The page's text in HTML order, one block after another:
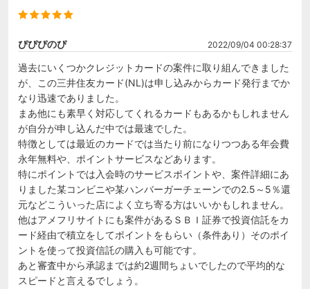
ぴぴぴのぴ 2022/09/04 00:28:37
過去にいくつかクレジットカードの案件に取り組んできました
が、この三井住友カード(NL)は申し込みからカード発行までか
なり迅速でありました。
まあ他にも素早く対応してくれるカードもあるかもしれません
が自分が申し込んだ中では最速でした。
特徴としては最近のカードでは当たり前になりつつある年会費
永年無料や、ポイントサービスなどあります。
特にポイントでは入会時のサービスポイントや、案件詳細にあ
りました某コンビニや某ハンバーガーチェーンでの2.5～5％還
元などこういった店によく立ち寄る方はいいかもしれません。
他はアメフリサイトにも案件があるＳＢＩ証券で投資信託をカ
ード経由で積立をしてポイントをもらい（条件あり）そのポイ
ントを使って投資信託の購入も可能です。
あと審査中から承認までは約2週間ちょいでしたので平均的な
スピードと言えるでしょう。